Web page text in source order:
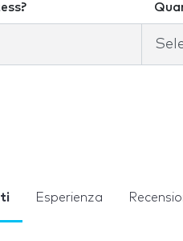
Esperienza